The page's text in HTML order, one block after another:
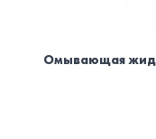
Омывающая